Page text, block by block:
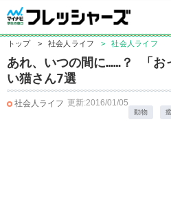
トップ > 社会人ライフ > 社会人ライフ
あれ、いつの間に……？ 「お
い猫さん7選
社会人ライフ 更新:2016/01/05
動物